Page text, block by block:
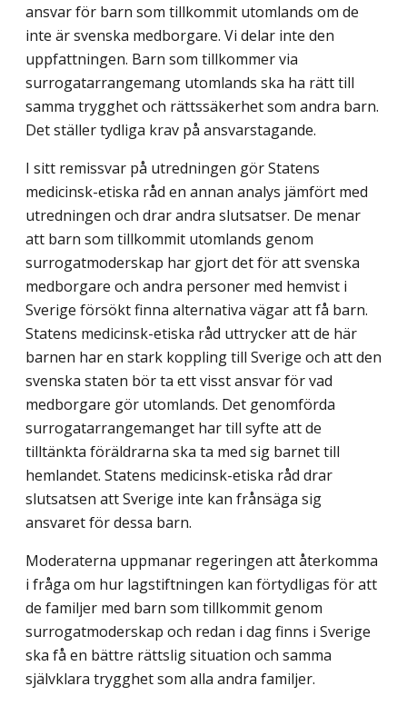
ansvar för barn som tillkommit utomlands om de
inte är svenska medborgare. Vi delar inte den
uppfattningen. Barn som tillkommer via
surrogatarrangemang utomlands ska ha rätt till
samma trygghet och rättssäkerhet som andra barn.
Det ställer tydliga krav på ansvarstagande.
I sitt remissvar på utredningen gör Statens
medicinsk-etiska råd en annan analys jämfört med
utredningen och drar andra slutsatser. De menar
att barn som tillkommit utomlands genom
surrogatmoderskap har gjort det för att svenska
medborgare och andra personer med hemvist i
Sverige försökt finna alternativa vägar att få barn.
Statens medicinsk-etiska råd uttrycker att de här
barnen har en stark koppling till Sverige och att den
svenska staten bör ta ett visst ansvar för vad
medborgare gör utomlands. Det genomförda
surrogatarrangemanget har till syfte att de
tilltänkta föräldrarna ska ta med sig barnet till
hemlandet. Statens medicinsk-etiska råd drar
slutsatsen att Sverige inte kan frånsäga sig
ansvaret för dessa barn.
Moderaterna uppmanar regeringen att återkomma
i fråga om hur lagstiftningen kan förtydligas för att
de familjer med barn som tillkommit genom
surrogatmoderskap och redan i dag finns i Sverige
ska få en bättre rättslig situation och samma
självklara trygghet som alla andra familjer.